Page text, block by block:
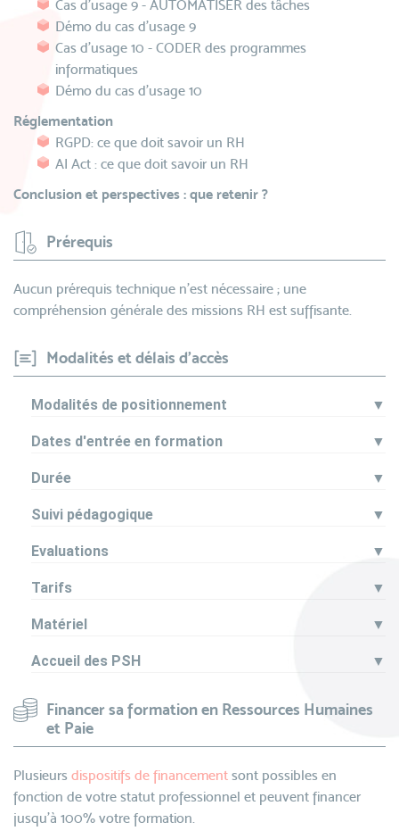
Cas d'usage 9 - AUTOMATISER des tâches
Démo du cas d’usage 9
Cas d'usage 10 - CODER des programmes
informatiques
Démo du cas d’usage 10
Réglementation
RGPD: ce que doit savoir un RH
AI Act : ce que doit savoir un RH
Conclusion et perspectives : que retenir ?
Prérequis
Aucun prérequis technique n’est nécessaire ; une
compréhension générale des missions RH est suffisante.
Modalités et délais d'accès
Modalités de positionnement ▼
Dates d'entrée en formation ▼
Durée ▼
Suivi pédagogique ▼
Evaluations ▼
Tarifs ▼
Matériel ▼
Accueil des PSH ▼
Financer sa formation en Ressources Humaines
et Paie
Plusieurs dispositifs de financement sont possibles en
fonction de votre statut professionnel et peuvent financer
jusqu’à 100% votre formation.